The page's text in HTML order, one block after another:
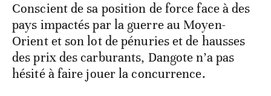
Conscient de sa position de force face à des
pays impactés par la guerre au Moyen-
Orient et son lot de pénuries et de hausses
des prix des carburants, Dangote n’a pas
hésité à faire jouer la concurrence.